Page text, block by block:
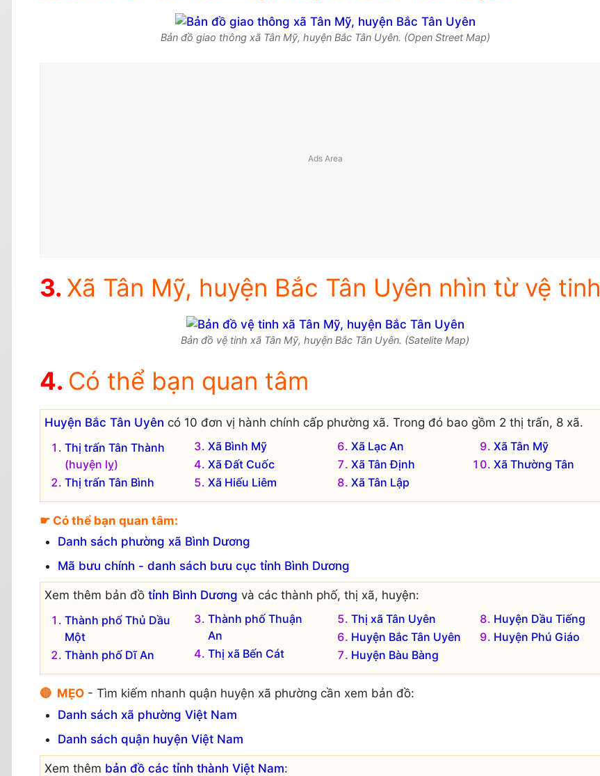
Bản đồ giao thông xã Tân Mỹ, huyện Bắc Tân Uyên. (Open Street Map)
Xã Tân Mỹ, huyện Bắc Tân Uyên nhìn từ vệ tinh
Bản đồ vệ tinh xã Tân Mỹ, huyện Bắc Tân Uyên. (Satelite Map)
Có thể bạn quan tâm
Huyện Bắc Tân Uyên có 10 đơn vị hành chính cấp phường xã. Trong đó bao gồm 2 thị trấn, 8 xã.
Thị trấn Tân Thành
(huyện lỵ)
Thị trấn Tân Bình
Xã Bình Mỹ
Xã Đất Cuốc
Xã Hiếu Liêm
Xã Lạc An
Xã Tân Định
Xã Tân Lập
Xã Tân Mỹ
Xã Thường Tân
☛ Có thể bạn quan tâm:
Danh sách phường xã Bình Dương
Mã bưu chính - danh sách bưu cục tỉnh Bình Dương
Xem thêm bản đồ tỉnh Bình Dương và các thành phố, thị xã, huyện:
Thành phố Thủ Dầu
Một
Thành phố Dĩ An
Thành phố Thuận
An
Thị xã Bến Cát
Thị xã Tân Uyên
Huyện Bắc Tân Uyên
Huyện Bàu Bàng
Huyện Dầu Tiếng
Huyện Phú Giáo
🔴 MẸO - Tìm kiếm nhanh quận huyện xã phường cần xem bản đồ:
Danh sách xã phường Việt Nam
Danh sách quận huyện Việt Nam
Xem thêm bản đồ các tỉnh thành Việt Nam: